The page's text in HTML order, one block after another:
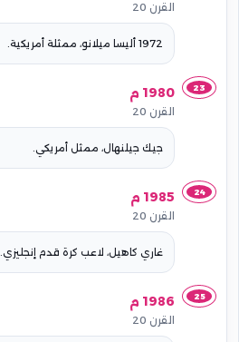
القرن 20
1972 أليسا ميلانو، ممثلة أمريكية.
23 1980 م
القرن 20
جيك جيلنهال، ممثل أمريكي.
24 1985 م
القرن 20
غاري كاهيل، لاعب كرة قدم إنجليزي.
25 1986 م
القرن 20